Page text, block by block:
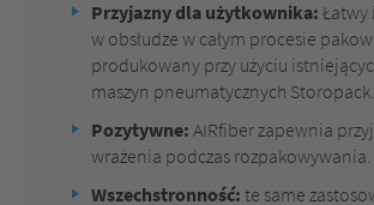
Przyjazny dla użytkownika: Łatwy
w obsłudze w całym procesie
produkowany przy użyciu
maszyn pneumatycznych Storopack.
Pozytywne: AIRfiber zapewnia
wrażenia podczas rozpakowywania.
Wszechstronność: te same